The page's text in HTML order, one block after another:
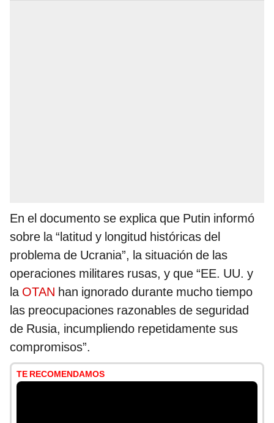
En el documento se explica que Putin informó
sobre la “latitud y longitud históricas del
problema de Ucrania”, la situación de las
operaciones militares rusas, y que “EE. UU. y
la OTAN han ignorado durante mucho tiempo
las preocupaciones razonables de seguridad
de Rusia, incumpliendo repetidamente sus
compromisos”.
TE RECOMENDAMOS